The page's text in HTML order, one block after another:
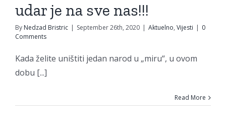
udar je na sve nas!!!
By Nedzad Bristric | September 26th, 2020 | Aktuelno, Vijesti | 0
Comments
Kada želite uništiti jedan narod u „miru“, u ovom
dobu [...]
Read More